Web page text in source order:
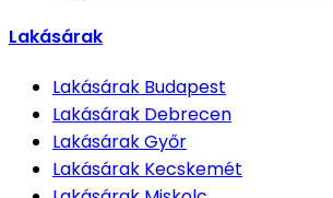
Lakásárak
Lakásárak Budapest
Lakásárak Debrecen
LakásárakGyőr
Lakásárak Kecskemét